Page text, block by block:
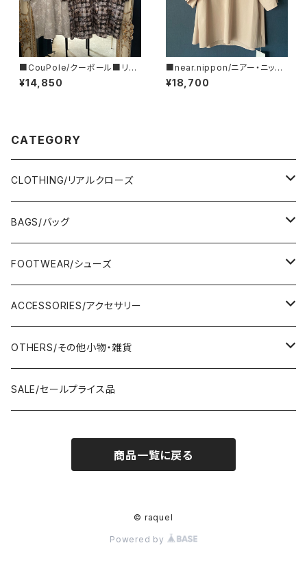
■CouPole/クーポール■リバ
ティープリント・ブラウス■CC-
70021
¥14,850
■near.nippon/ニアー・ニッポ
ン■フレアーTシャツ#445-24
■MADE IN JAPAN
¥18,700
CATEGORY
CLOTHING/リアルクローズ
TOPS/トップス
Adonisis/アドニシス
AMERICANA/アメリカーナ
IN-PROCESS Tokyo/インプロセストーキョー
BOTOMS/ボトム
Adonisis/アドニシス
amherst/アムハースト
FANTASTICDAYS/ファンタステックデイズ
Le Melange/ル・メランジュ
ONE-PIECE/ワンピース
anana/アナナ
J.Sloane/ジェイスロアン
OUTER/アウター
anana/アナナ
BAGS/バッグ
HAND BAG/ハンドバッグ
mononogu/もののぐ
IMPORT/インポート
SHOULDER BAG/ショルダーバッグ
mononogu/もののぐ
IMPORT/インポート
TOTE BAG/トートバッグ
mononogu/もののぐ
OTHERS/その他
IMPORT/インポート
FOOTWEAR/シューズ
PUMPS/パンプス
コツコツ
IMPORT/インポート
SANDAL/サンダル
コツコツ
BOOTS/ブーツ
IMPORT/インポート
2STAR/ツースター
OTHERS/その他
ACCESSORIES/アクセサリー
EARRINGS/イヤリング
RING/指輪
NECKLACE/ネックレス
OTHERS/その他小物・雑貨
BELT/ベルト
WALLET/財布
SALE/セールプライス品
商品一覧に戻る
© raquel
Powered by